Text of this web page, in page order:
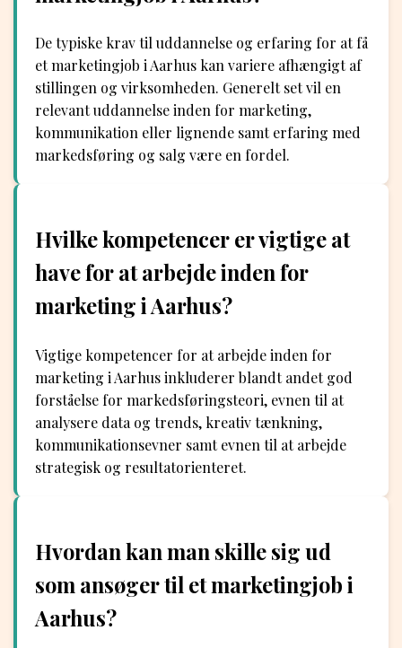
De typiske krav til uddannelse og erfaring for at få
et marketingjob i Aarhus kan variere afhængigt af
stillingen og virksomheden. Generelt set vil en
relevant uddannelse inden for marketing,
kommunikation eller lignende samt erfaring med
markedsføring og salg være en fordel.
Hvilke kompetencer er vigtige at
have for at arbejde inden for
marketing i Aarhus?
Vigtige kompetencer for at arbejde inden for
marketing i Aarhus inkluderer blandt andet god
forståelse for markedsføringsteori, evnen til at
analysere data og trends, kreativ tænkning,
kommunikationsevner samt evnen til at arbejde
strategisk og resultatorienteret.
Hvordan kan man skille sig ud
som ansøger til et marketingjob i
Aarhus?